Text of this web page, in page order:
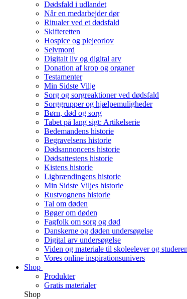
Dødsfald i udlandet
Når en medarbejder dør
Ritualer ved et dødsfald
Skifteretten
Hospice og plejeorlov
Selvmord
Digitalt liv og digital arv
Donation af krop og organer
Testamenter
Min Sidste Vilje
Sorg og sorgreaktioner ved dødsfald
Sorggrupper og hjælpemuligheder
Børn, død og sorg
Tabet på lang sigt: Artikelserie
Bedemandens historie
Begravelsens historie
Dødsannoncens historie
Dødsattestens historie
Kistens historie
Ligbrændingens historie
Min Sidste Viljes historie
Rustvognens historie
Tal om døden
Bøger om døden
Fagfolk om sorg og død
Danskerne og døden undersøgelse
Digital arv undersøgelse
Viden og materiale til skoleelever og
Vores online inspirationsunivers
Shop
Produkter
Gratis materialer
Shop